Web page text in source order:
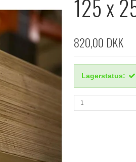
125 x
820,00 DKK
Lagerstatus: